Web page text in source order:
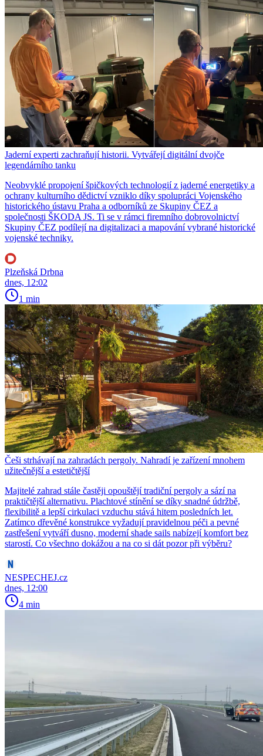
Jaderní experti zachraňují historii. Vytvářejí digitální dvojče
legendárního tanku
Neobvyklé propojení špičkových technologií z jaderné energetiky a
ochrany kulturního dědictví vzniklo díky spolupráci Vojenského
historického ústavu Praha a odborníků ze Skupiny ČEZ a
společnosti ŠKODA JS. Ti se v rámci firemního dobrovolnictví
Skupiny ČEZ podílejí na digitalizaci a mapování vybrané historické
vojenské techniky.
Plzeňská Drbna
dnes, 12:02
1 min
Češi strhávají na zahradách pergoly. Nahradí je zařízení mnohem
užitečnější a estetičtější
Majitelé zahrad stále častěji opouštějí tradiční pergoly a sází na
praktičtější alternativu. Plachtové stínění se díky snadné údržbě,
flexibilitě a lepší cirkulaci vzduchu stává hitem posledních let.
Zatímco dřevěné konstrukce vyžadují pravidelnou péči a pevné
zastřešení vytváří dusno, moderní shade sails nabízejí komfort bez
starostí. Co všechno dokážou a na co si dát pozor při výběru?
NESPECHEJ.cz
dnes, 12:00
4 min